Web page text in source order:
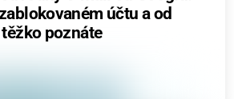
účtu a od
poznáte